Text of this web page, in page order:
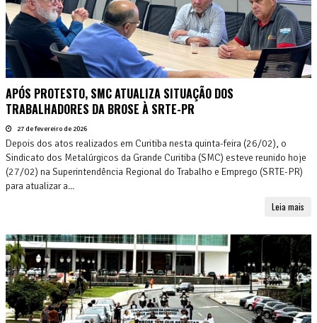
APÓS PROTESTO, SMC ATUALIZA SITUAÇÃO DOS
TRABALHADORES DA BROSE À SRTE-PR
27 de fevereiro de 2026
Depois dos atos realizados em Curitiba nesta quinta-feira (26/02), o
Sindicato dos Metalúrgicos da Grande Curitiba (SMC) esteve reunido hoje
(27/02) na Superintendência Regional do Trabalho e Emprego (SRTE-PR)
para atualizar a...
Leia mais